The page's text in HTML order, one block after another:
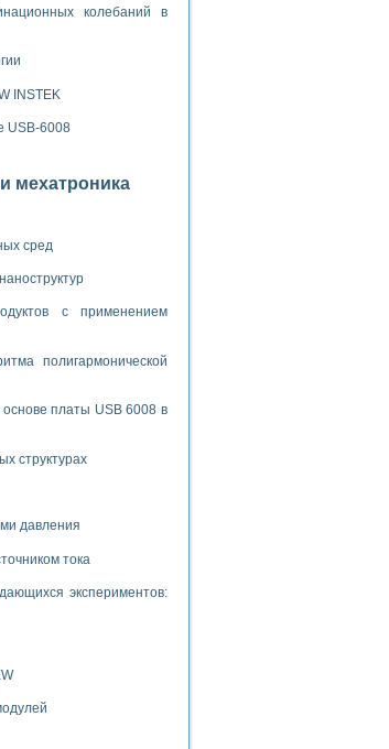
проекта РУДН
колебаний в
INSTEK
USB-6008
мехатроника
сред
с применением
полигармонической
платы USB 6008 в
структурах
давления
тока
экспериментов: